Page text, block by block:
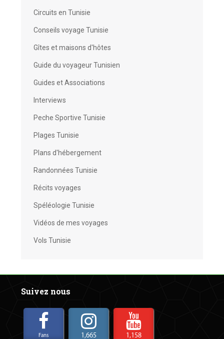
Circuits en Tunisie
Conseils voyage Tunisie
Gîtes et maisons d'hôtes
Guide du voyageur Tunisien
Guides et Associations
Interviews
Peche Sportive Tunisie
Plages Tunisie
Plans d'hébergement
Randonnées Tunisie
Récits voyages
Spéléologie Tunisie
Vidéos de mes voyages
Vols Tunisie
Suivez nous
Fans 1,665 1,158